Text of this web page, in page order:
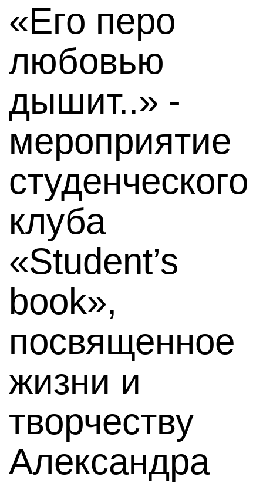
«Его перо
любовью
дышит..» -
мероприятие
студенческого
клуба
«Student’s
book»,
посвященное
жизни и
творчеству
Александра